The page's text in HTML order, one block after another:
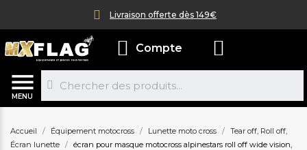
Livraison offerte dès 149€
MENU
Compte
Accueil Équipement motocross Lunette moto cross
Tear off, Roll off,
Écran lunette
écran pour masque motocross alpinestars roll off wide vision,